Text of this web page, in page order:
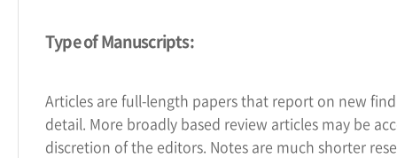
Type of Manuscripts:
Articles are full-length papers that report on new
detail. More broadly based review articles may be
discretion of the editors. Notes are much shorter